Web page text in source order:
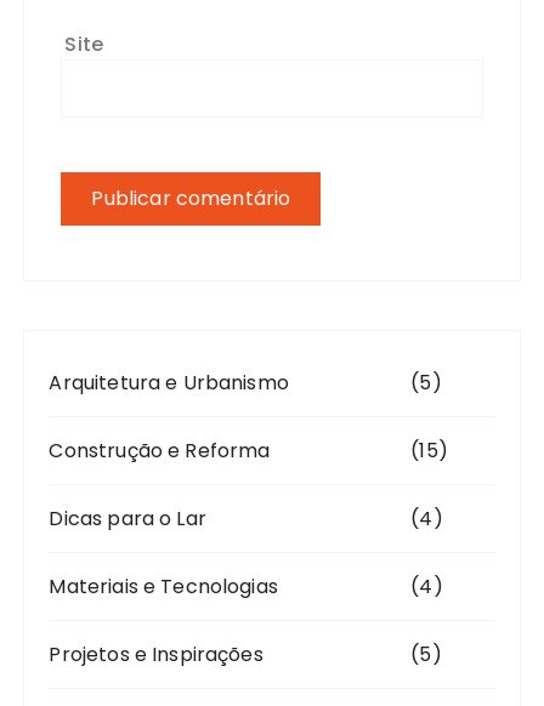
Site
Arquitetura e Urbanismo (5)
Construção e Reforma (15)
Dicas para o Lar (4)
Materiais e Tecnologias (4)
Projetos e Inspirações (5)